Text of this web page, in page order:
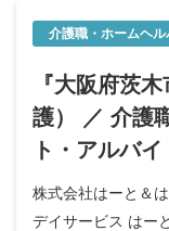
介護職・ホームヘル
『大阪府茨
護） ／ 介護
ト・アルバ
株式会社はーと＆
デイサービス はー